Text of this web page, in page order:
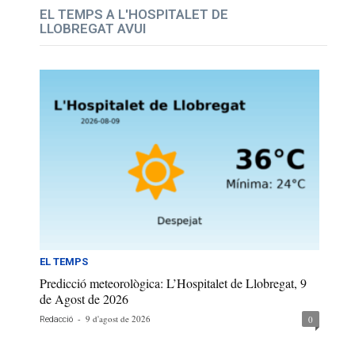
EL TEMPS A L'HOSPITALET DE
LLOBREGAT AVUI
EL TEMPS
Predicció meteorològica: L’Hospitalet de Llobregat, 9
de Agost de 2026
Redacció - 9 d'agost de 2026 0